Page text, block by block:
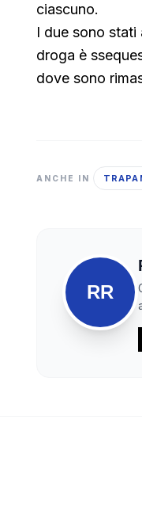
ciascuno.
I due sono
droga è
dove sono
ANCHE IN
RR